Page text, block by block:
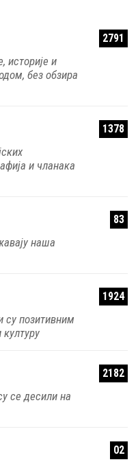
2791
историје и
без обзира
1378
и чланака
83
наша
1924
су позитивним
2182
се десили на
02